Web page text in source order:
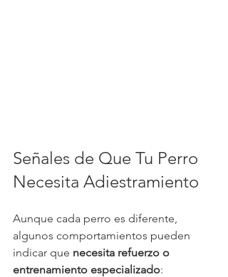
Señales de Que Tu Perro
Necesita Adiestramiento
Aunque cada perro es diferente,
algunos comportamientos pueden
indicar que necesita refuerzo o
entrenamiento especializado: